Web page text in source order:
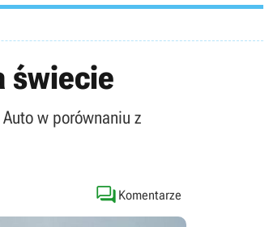
świecie
w porównaniu z
 Komentarze